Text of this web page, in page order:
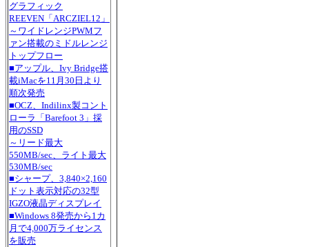
グラフィック
REEVEN「ARCZIEL12」
～ワイドレンジPWMフ
ァン搭載のミドルレンジ
トップフロー
■アップル、Ivy Bridge搭
載iMacを11月30日より
順次発売
■OCZ、Indilinx製コント
ローラ「Barefoot 3」採
用のSSD
～リード最大
550MB/sec、ライト最大
530MB/sec
■シャープ、3,840×2,160
ドット表示対応の32型
IGZO液晶ディスプレイ
■Windows 8発売から1カ
月で4,000万ライセンス
を販売